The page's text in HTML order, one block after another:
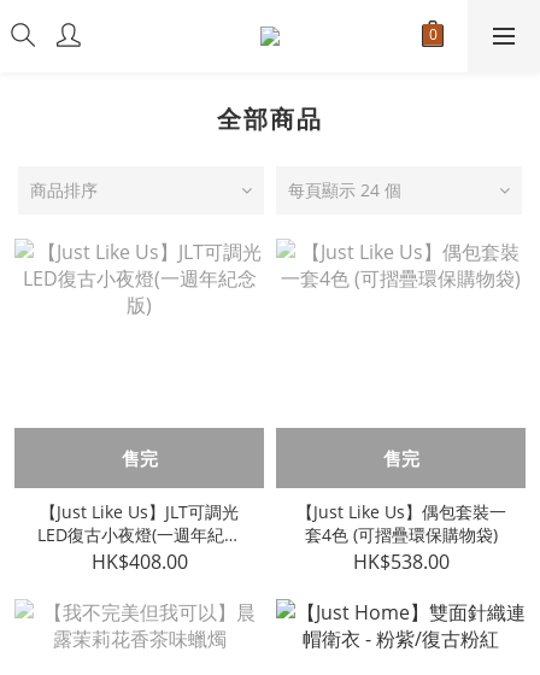
全部商品
商品排序 每頁顯示 24 個
售完
【Just Like Us】JLT可調光
LED復古小夜燈(一週年紀念
版)
HK$408.00
售完
【Just Like Us】偶包套裝一
套4色 (可摺疊環保購物袋)
HK$538.00